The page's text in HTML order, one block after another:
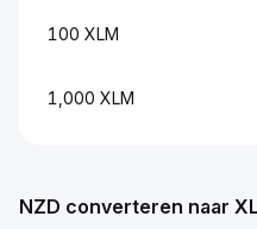
100 XLM
1,000 XLM
NZD converteren naar